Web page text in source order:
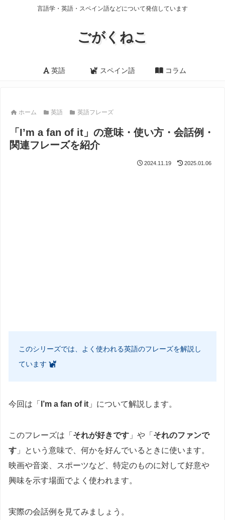
言語学・英語・スペイン語などについて発信しています
ごがくねこ
英語 スペイン語 コラム
ホーム 英語 英語フレーズ
「I’m a fan of it」の意味・使い方・会話例・
関連フレーズを紹介
2024.11.19 2025.01.06
このシリーズでは、よく使われる英語のフレーズを解説し
ています
今回は「 I’m a fan of it 」について解説します。
このフレーズは「 それが好きです 」や「 それのファンで
す 」という意味で、何かを好んでいるときに使います。
映画や音楽、スポーツなど、特定のものに対して好意や
興味を示す場面でよく使われます。
実際の会話例を見てみましょう。